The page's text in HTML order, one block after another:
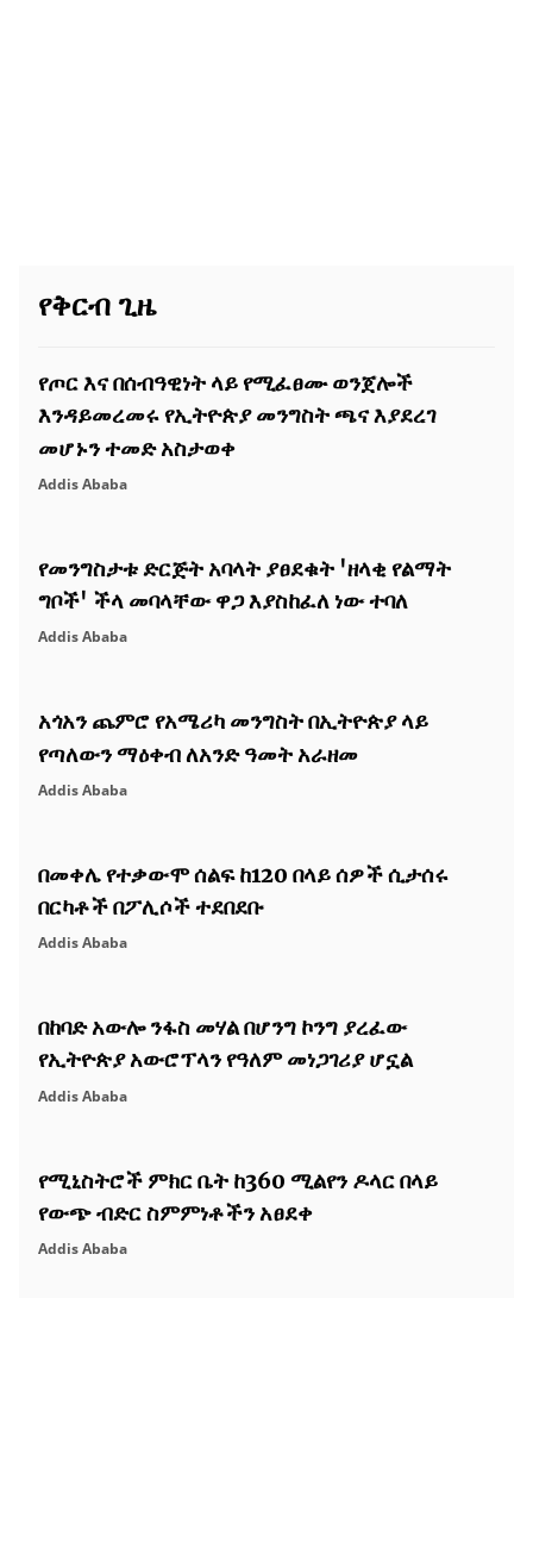
የቅርብ ጊዜ
የጦር እና በሰብዓዊነት ላይ የሚፈፀሙ ወንጀሎች
እንዳይመረመሩ የኢትዮጵያ መንግስት ጫና እያደረገ
መሆኑን ተመድ አስታወቀ
Addis Ababa
የመንግስታቱ ድርጅት አባላት ያፀደቁት 'ዘላቂ የልማት
ግቦች' ችላ መባላቸው ዋጋ እያስከፈለ ነው ተባለ
Addis Ababa
አጎአን ጨምሮ የአሜሪካ መንግስት በኢትዮጵያ ላይ
የጣለውን ማዕቀብ ለአንድ ዓመት አራዘመ
Addis Ababa
በመቀሌ የተቃውሞ ሰልፍ ከ120 በላይ ሰዎች ሲታሰሩ
በርካቶች በፖሊሶች ተደበደቡ
Addis Ababa
በከባድ አውሎ ንፋስ መሃል በሆንግ ኮንግ ያረፈው
የኢትዮጵያ አውሮፕላን የዓለም መነጋገሪያ ሆኗል
Addis Ababa
የሚኒስትሮች ምክር ቤት ከ360 ሚልየን ዶላር በላይ
የውጭ ብድር ስምምነቶችን አፀደቀ
Addis Ababa